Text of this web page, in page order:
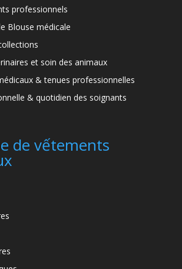
professionnels
Blouse médicale
et soin des animaux
& tenues professionnelles
& quotidien des soignants
de vếtements